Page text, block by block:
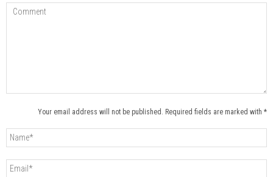
Your email address will not be published. Required fields are marked with *